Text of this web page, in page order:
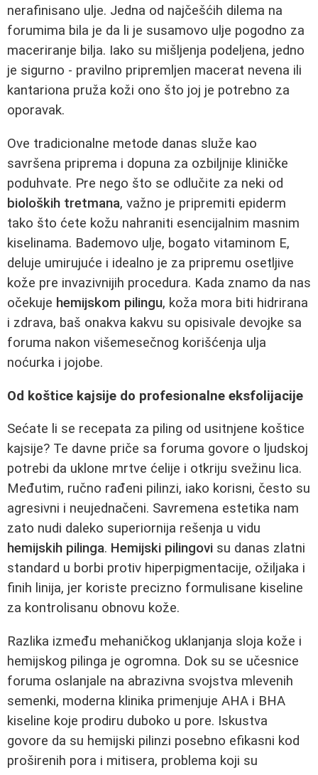
nerafinisano ulje. Jedna od najčešćih dilema na
forumima bila je da li je susamovo ulje pogodno za
maceriranje bilja. Iako su mišljenja podeljena, jedno
je sigurno - pravilno pripremljen macerat nevena ili
kantariona pruža koži ono što joj je potrebno za
oporavak.
Ove tradicionalne metode danas služe kao
savršena priprema i dopuna za ozbiljnije kliničke
poduhvate. Pre nego što se odlučite za neki od
bioloških tretmana, važno je pripremiti epiderm
tako što ćete kožu nahraniti esencijalnim masnim
kiselinama. Bademovo ulje, bogato vitaminom E,
deluje umirujuće i idealno je za pripremu osetljive
kože pre invazivnijih procedura. Kada znamo da nas
očekuje hemijskom pilingu, koža mora biti hidrirana
i zdrava, baš onakva kakvu su opisivale devojke sa
foruma nakon višemesečnog korišćenja ulja
noćurka i jojobe.
Od koštice kajsije do profesionalne eksfolijacije
Sećate li se recepata za piling od usitnjene koštice
kajsije? Te davne priče sa foruma govore o ljudskoj
potrebi da uklone mrtve ćelije i otkriju svežinu lica.
Međutim, ručno rađeni pilinzi, iako korisni, često su
agresivni i neujednačeni. Savremena estetika nam
zato nudi daleko superiornija rešenja u vidu
hemijskih pilinga. Hemijski pilingovi su danas zlatni
standard u borbi protiv hiperpigmentacije, ožiljaka i
finih linija, jer koriste precizno formulisane kiseline
za kontrolisanu obnovu kože.
Razlika između mehaničkog uklanjanja sloja kože i
hemijskog pilinga je ogromna. Dok su se učesnice
foruma oslanjale na abrazivna svojstva mlevenih
semenki, moderna klinika primenjuje AHA i BHA
kiseline koje prodiru duboko u pore. Iskustva
govore da su hemijski pilinzi posebno efikasni kod
proširenih pora i mitisera, problema koji su